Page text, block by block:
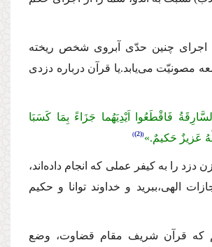
چنین حدّى آبروى شخص ریخته
مصونیّت مى‌یابد.یا قرآن درباره دزدى
فَاقْطَعُوا اَیْدِیَهُما جَزَاءً بِمَا كَسَبَا
عَزیزٌ حَكیمٌ.» (2)
را به كیفر عملى كه انجام داده‌اند،
الهى،ببرید و خداوند توانا و حكیم
كه قرآن شریف مقام قضاوت، وضع